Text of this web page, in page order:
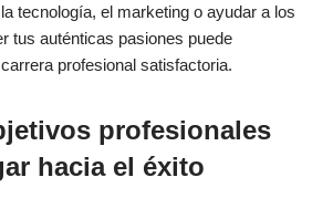
y prácticas relevantes: Desvela tu
y dedicación
su ética laboral y a su pasión
tecnología, el marketing o ayudar a los
tus auténticas pasiones puede
profesional satisfactoria.
profesionales
hacia el éxito